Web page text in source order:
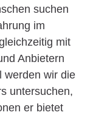
suchen
im
mit
Anbietern
werden wir die
untersuchen,
er bietet